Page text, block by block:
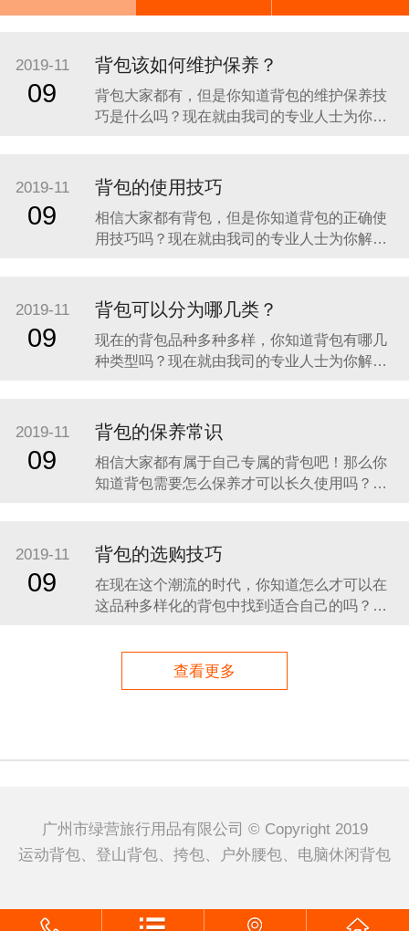
2019-11
09
背包该如何维护保养？
背包大家都有，但是你知道背包的维护保养技
巧是什么吗？现在就由我司的专业人士为你解
包，即使晴朗的天气，露水依然会沾湿背包。
雪期，可用背包作为雪洞的门，若爬行於树
林、灌木林，装填背包调低重心较适合，宿
2019-11
09
背包的使用技巧
相信大家都有背包，但是你知道背包的正确使
用技巧吗？现在就由我司的专业人士为你解答
放好后最好是背包可以独自站立，如果重物较
多则把重物均匀放在包内并且贴近身体一侧，
这样整体重心不会后坠。
2019-11
09
背包可以分为哪几类？
现在的背包品种多种多样，你知道背包有哪几
种类型吗？现在就由我司的专业人士为你解答
款双肩电脑包，由于采用了防震保护材料，加
上特别的人体工程学设计和独特加固制作工
艺，极为坚实耐用，深受
2019-11
09
背包的保养常识
相信大家都有属于自己专属的背包吧！那么你
知道背包需要怎么保养才可以长久使用吗？现
运动的话，最好不要选择长时间背着你的双肩
包了，必定，这样长时间的背着对你的身体也
是不好的，要尝试着在一两个小时之后进
2019-11
09
背包的选购技巧
在现在这个潮流的时代，你知道怎么才可以在
这品种多样化的背包中找到适合自己的吗？现
一、根据人数 独自郊游时，可选择25～35公升
左右的背包。假日带家人孩子出游时，从照顾
家人的角度考虑，需选择40公升左右的背包，
查看更多
广州市绿营旅行用品有限公司 © Copyright 2019
运动背包、登山背包、挎包、户外腰包、电脑休闲背包